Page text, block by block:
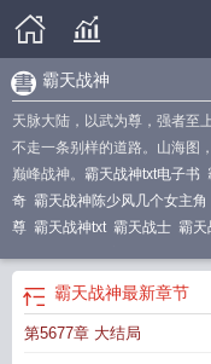
霸天战神
天脉大陆，以武为尊，强者至
不走一条别样的道路。山海图
巅峰战神。 霸天战神txt电子书
奇 霸天战神陈少风几个女主角
尊 霸天战神txt 霸天战士 霸
霸天战神百科 霸天战神
主有几个
神修炼境界划分霸天战神 纯
霸天战神最新章节
第5677章 大结局